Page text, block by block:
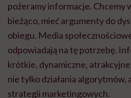
pożeramy informacje. Chcemy
bieżąco, mieć argumenty do
obiegu. Media
odpowiadają na tę potrzebę.
krótkie, dynamiczne,
nie tylko działania algorytmów,
strategii marketingowych.